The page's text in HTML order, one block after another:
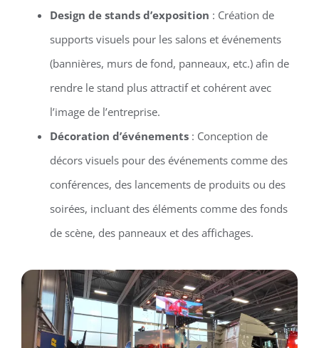
Design de stands d’exposition : Création de
supports visuels pour les salons et événements
(bannières, murs de fond, panneaux, etc.) afin de
rendre le stand plus attractif et cohérent avec
l’image de l’entreprise.
Décoration d’événements: Conception de
décors visuels pour des événements comme des
conférences, des lancements de produits ou des
soirées, incluant des éléments comme des fonds
de scène, des panneaux et des affichages.